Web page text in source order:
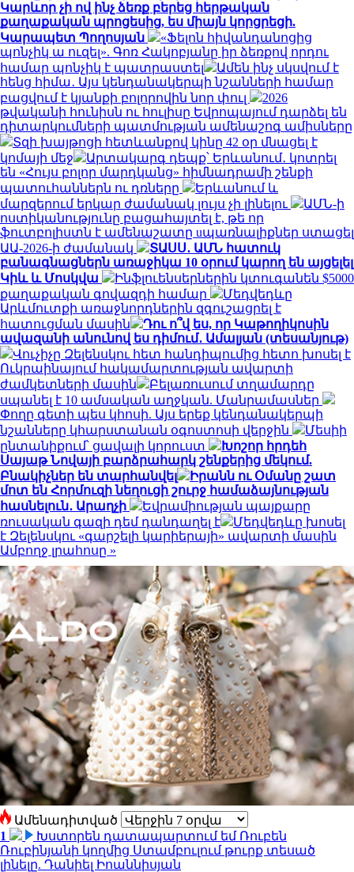
Կարևոր չի ով ինչ ձեռք բերեց հերթական
քաղաքական պրոցեսից, ես միայն կորցրեցի.
Կարապետ Պողոսյան
«Ֆելոն հիվանդանոցից
պոնչիկ ա ուզել». Գոռ Հակոբյանը իր ձեռքով որդու
համար պոնչիկ է պատրաստել
Ամեն ինչ սկսվում է
հենց հիմա․ Այս կենդանակերպի նշանների համար
բացվում է կյանքի բոլորովին նոր փուլ
2026
թվականի հունիսն ու հուլիսը Եվրոպայում դարձել են
դիտարկումների պատմության ամենաշոգ ամիսները
Տզի խայթոցի հետևանքով կինը 42 օր մնացել է
կոմայի մեջ
Արտակարգ դեպք՝ Երևանում․ կոտրել
են «Հույս բոլոր մարդկանց» հիմնադրամի շենքի
պատուհաններն ու դռները
Երևանում և
մարզերում երկար ժամանակ լույս չի լինելու
ԱՄՆ-ի
ոստիկանությունը բացահայտել է, թե որ
ֆուտբոլիստն է ամենաշատը uպառնալիքներ ստացել
ԱԱ-2026-ի ժամանակ
ՏԱՍՍ․ ԱՄՆ հատուկ
բանագնացներն առաջիկա 10 օրում կարող են այցելել
Կիև և Մոսկվա
Ինֆլուենսերներին կտուգանեն $5000
քաղաքական գովազդի համար
Մեդվեդևը
Արևմուտքի առաջնորդներին զգուշացրել է
հատուցման մասին
Դու ո՞վ ես, որ Կաթողիկոսին
ավազանի անունով ես դիմում․ Ամալյան (տեսանյութ)
Վուչիչը Զելենսկու հետ հանդիպումից հետո խոսել է
Ուկրաինայում հակամարտության ավարտի
ժամկետների մասին
Բելառուսում տղամարդը
սպանել է 10 ամսական աղջկան. Մանրամասներ
Փողը գետի պես կհոսի. Այս երեք կենդանակերպի
նշանները կհարստանան օգոստոսի վերջին
Մեսիի
ընտանիքում՝ ցավալի կորուստ
Խոշոր հրդեհ
Սայաթ Նովայի բարձրահարկ շենքերից մեկում.
Բնակիչներ են տարհանվել
Իրանն ու Օմանը շատ
մոտ են Հորմուզի նեղուցի շուրջ համաձայնության
հասնելուն․ Արաղչի
Եվրամիության պայքարը
ռուսական գազի դեմ դանդաղել է
Մեդվեդևը խոսել
է Զելենսկու «գարշելի կարիերայի» ավարտի մասին
Ամբողջ լրահոսը »
Ամենադիտված
1
Խստորեն դատապարտում եմ Ռուբեն
Ռուբինյանի կողմից Ստամբուլում թուրք տեսած
լինելը. Դանիել Իոաննիսյան